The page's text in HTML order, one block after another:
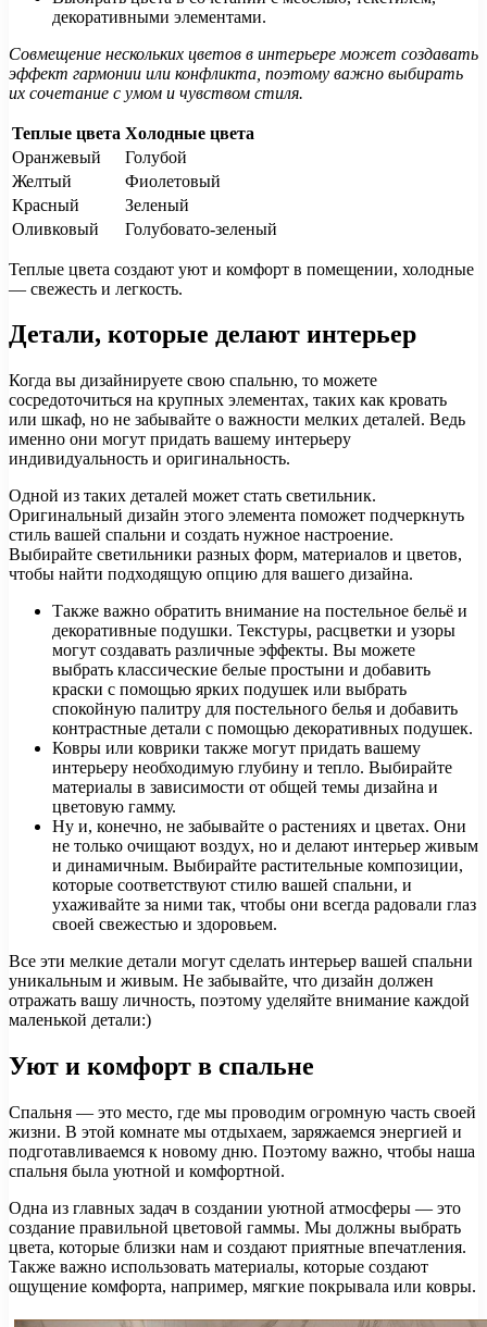
декоративными элементами.
Совмещение нескольких цветов в интерьере может создавать
эффект гармонии или конфликта, поэтому важно выбирать
их сочетание с умом и чувством стиля.
Теплые цвета Холодные цвета
Оранжевый
Голубой
Желтый
Фиолетовый
Красный
Зеленый
Оливковый
Голубовато-зеленый
Теплые цвета создают уют и комфорт в помещении, холодные
— свежесть и легкость.
Детали, которые делают интерьер
Когда вы дизайнируете свою спальню, то можете
сосредоточиться на крупных элементах, таких как кровать
или шкаф, но не забывайте о важности мелких деталей. Ведь
именно они могут придать вашему интерьеру
индивидуальность и оригинальность.
Одной из таких деталей может стать светильник.
Оригинальный дизайн этого элемента поможет подчеркнуть
стиль вашей спальни и создать нужное настроение.
Выбирайте светильники разных форм, материалов и цветов,
чтобы найти подходящую опцию для вашего дизайна.
Также важно обратить внимание на постельное бельё и
декоративные подушки. Текстуры, расцветки и узоры
могут создавать различные эффекты. Вы можете
выбрать классические белые простыни и добавить
краски с помощью ярких подушек или выбрать
спокойную палитру для постельного белья и добавить
контрастные детали с помощью декоративных подушек.
Ковры или коврики также могут придать вашему
интерьеру необходимую глубину и тепло. Выбирайте
материалы в зависимости от общей темы дизайна и
цветовую гамму.
Ну и, конечно, не забывайте о растениях и цветах. Они
не только очищают воздух, но и делают интерьер живым
и динамичным. Выбирайте растительные композиции,
которые соответствуют стилю вашей спальни, и
ухаживайте за ними так, чтобы они всегда радовали глаз
своей свежестью и здоровьем.
Все эти мелкие детали могут сделать интерьер вашей спальни
уникальным и живым. Не забывайте, что дизайн должен
отражать вашу личность, поэтому уделяйте внимание каждой
маленькой детали:)
Уют и комфорт в спальне
Спальня — это место, где мы проводим огромную часть своей
жизни. В этой комнате мы отдыхаем, заряжаемся энергией и
подготавливаемся к новому дню. Поэтому важно, чтобы наша
спальня была уютной и комфортной.
Одна из главных задач в создании уютной атмосферы — это
создание правильной цветовой гаммы. Мы должны выбрать
цвета, которые близки нам и создают приятные впечатления.
Также важно использовать материалы, которые создают
ощущение комфорта, например, мягкие покрывала или ковры.